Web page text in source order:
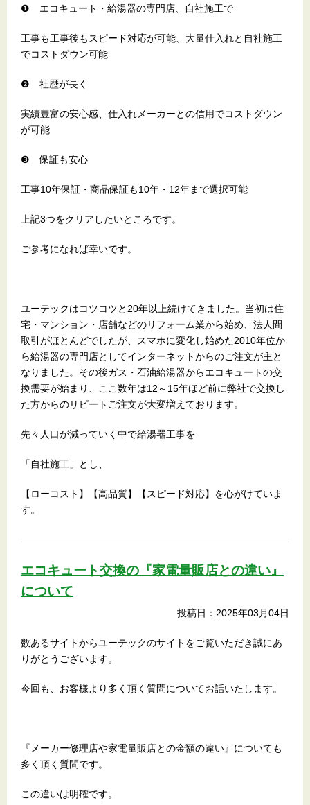
❶ エコキュート・給湯器の専門店、自社施工で
工事も工事後もスピード対応が可能、大量仕入れと自社施工
でコストダウン可能
❷ 社歴が長く
実績豊富の安心感、仕入れメーカーとの信用でコストダウン
が可能
❸ 保証も安心
工事10年保証・商品保証も10年・12年まで選択可能
上記3つをクリアしたいところです。
ご参考になれば幸いです。
ユーテックはコツコツと20年以上続けてきました。当初は住
宅・マンション・店舗などのリフォーム業から始め、法人間
取引がほとんどでしたが、スマホに変化し始めた2010年位か
ら給湯器の専門店としてインターネットからのご注文が主と
なりました。その後ガス・石油給湯器からエコキュートの交
換需要が始まり、ここ数年は12～15年ほど前に弊社で交換し
た方からのリピートご注文が大変増えております。
先々人口が減っていく中で給湯器工事を
「自社施工」とし、
【ローコスト】【高品質】【スピード対応】を心がけていま
す。
エコキュート交換の『家電量販店との違い』
について
投稿日：2025年03月04日
数あるサイトからユーテックのサイトをご覧いただき誠にあ
りがとうございます。
今回も、お客様より多く頂く質問についてお話いたします。
『メーカー修理店や家電量販店との金額の違い』についても
多く頂く質問です。
この違いは明確です。